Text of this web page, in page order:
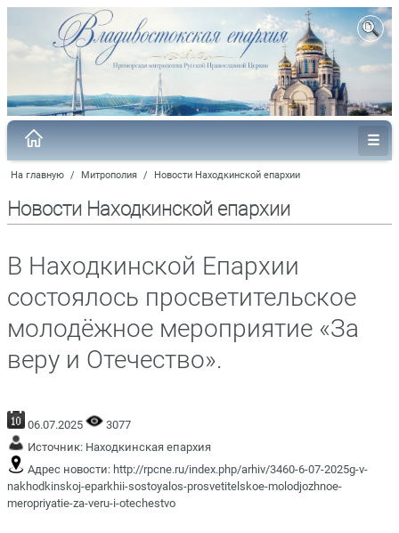
На главную / Митрополия / Новости Находкинской епархии
Новости Находкинской епархии
В Находкинской Епархии
состоялось просветительское
молодёжное мероприятие «За
веру и Отечество».
06.07.2025
3077
Источник: Находкинская епархия
Адрес новости: http://rpcne.ru/index.php/arhiv/3460-6-07-2025g-v-
nakhodkinskoj-eparkhii-sostoyalos-prosvetitelskoe-molodjozhnoe-
meropriyatie-za-veru-i-otechestvo